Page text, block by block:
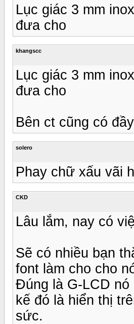
Lục giác 3 mm
đưa cho
khangscc
Lục giác 3 mm
đưa cho
Bên ct cũng có
solero
Phay chữ xấu vãi
CKD
Lâu lắm, nay có
Sẽ có nhiều bạn
font làm cho cho
Đúng là G-LCD
kế đó là hiển thị
sức.